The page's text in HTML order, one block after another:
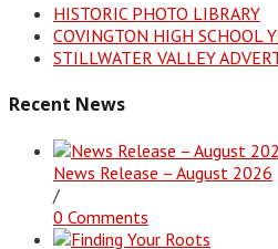
HISTORIC PHOTO LIBRARY
COVINGTON HIGH SCHOOL
STILLWATER VALLEY
Recent News
News Release – August 2026
/
0 Comments